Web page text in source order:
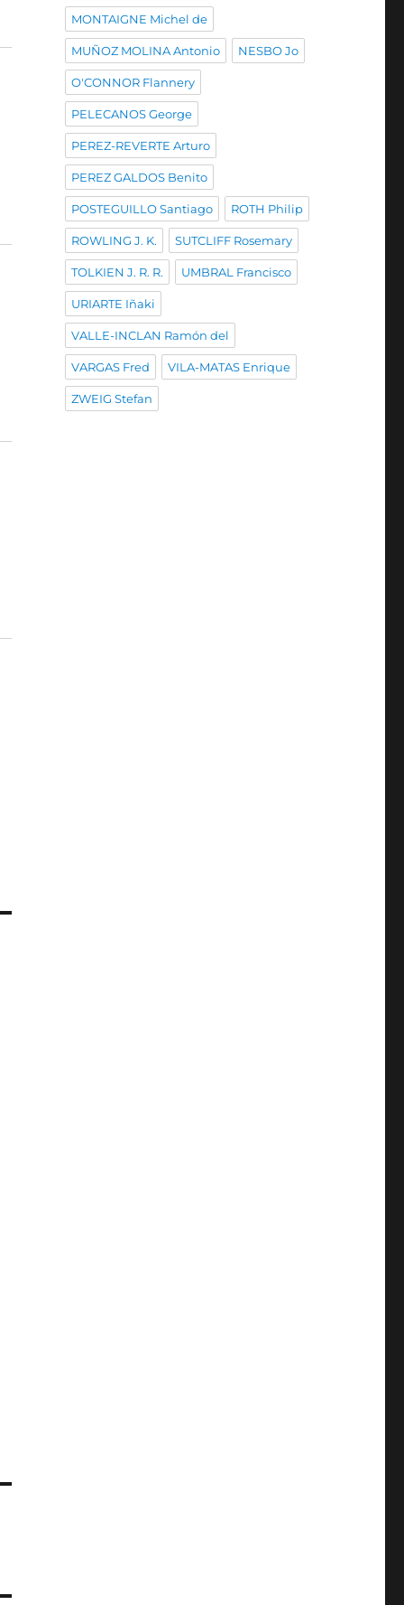
MONTAIGNE Michel de
MUÑOZ MOLINA Antonio NESBO Jo
O'CONNOR Flannery
PELECANOS George
PEREZ-REVERTE Arturo
PEREZ GALDOS Benito
POSTEGUILLO Santiago ROTH Philip
ROWLING J. K. SUTCLIFF Rosemary
TOLKIEN J. R. R. UMBRAL Francisco
URIARTE Iñaki
VALLE-INCLAN Ramón del
VARGAS Fred VILA-MATAS Enrique
ZWEIG Stefan